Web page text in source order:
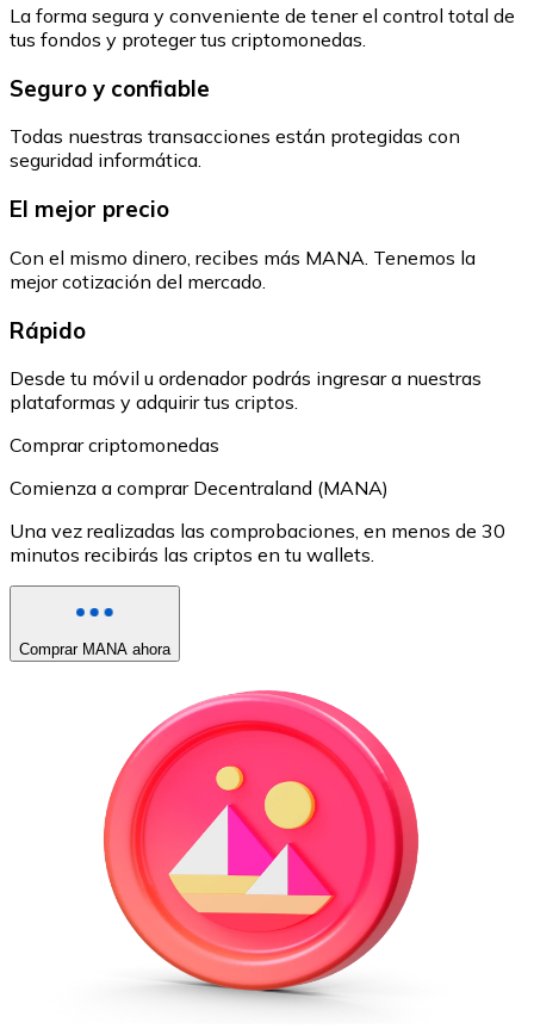
La forma segura y conveniente de tener el control total de
tus fondos y proteger tus criptomonedas.
Seguro y confiable
Todas nuestras transacciones están protegidas con
seguridad informática.
El mejor precio
Con el mismo dinero, recibes más MANA. Tenemos la
mejor cotización del mercado.
Rápido
Desde tu móvil u ordenador podrás ingresar a nuestras
plataformas y adquirir tus criptos.
Comprar criptomonedas
Comienza a comprar Decentraland (MANA)
Una vez realizadas las comprobaciones, en menos de 30
minutos recibirás las criptos en tu wallets.
Comprar MANA ahora